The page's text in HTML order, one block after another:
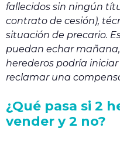
fallecidos sin ningún
contrato de cesión),
situación de precario.
puedan echar
herederos podría
reclamar una
¿Qué pasa si 2
vender y 2 no?